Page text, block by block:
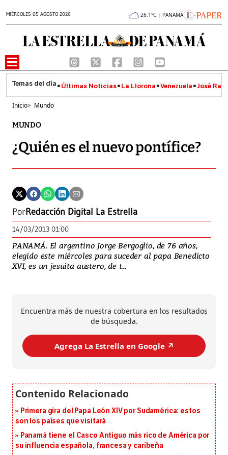
MIÉRCOLES 05 AGOSTO 2026 26.1°C | PANAMÁ
Últimas Noticias La Llorona Venezuela José
Inicio> Mundo
MUNDO
¿Quién es el nuevo pontífice?
PorRedacción Digital La Estrella
14/03/2013 01:00
PANAMÁ. El argentino Jorge Bergoglio, de 76 años,
elegido este miércoles para suceder al papa Benedicto
XVI, es un jesuita austero, de t...
Encuentra más de nuestra cobertura en los resultados
de búsqueda.
Agrega La Estrella en Google ↗️
Primera gira del Papa León XIV por Sudamérica: estos
son los países que visitará
Panamá tiene el Casco Antiguo más rico de América por
su influencia española, francesa y caribeña